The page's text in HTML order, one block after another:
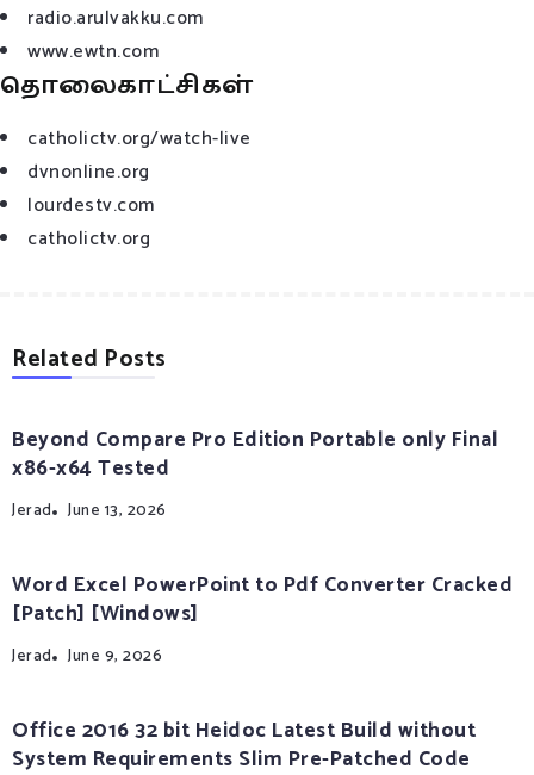
radio.arulvakku.com
www.ewtn.com
தொலைகாட்சிகள்
catholictv.org/watch-live
dvnonline.org
lourdestv.com
catholictv.org
Related Posts
Beyond Compare Pro Edition Portable only Final
x86-x64 Tested
Jerad June 13, 2026
Word Excel PowerPoint to Pdf Converter Cracked
[Patch] [Windows]
Jerad June 9, 2026
Office 2016 32 bit Heidoc Latest Build without
System Requirements Slim Pre-Patched Code